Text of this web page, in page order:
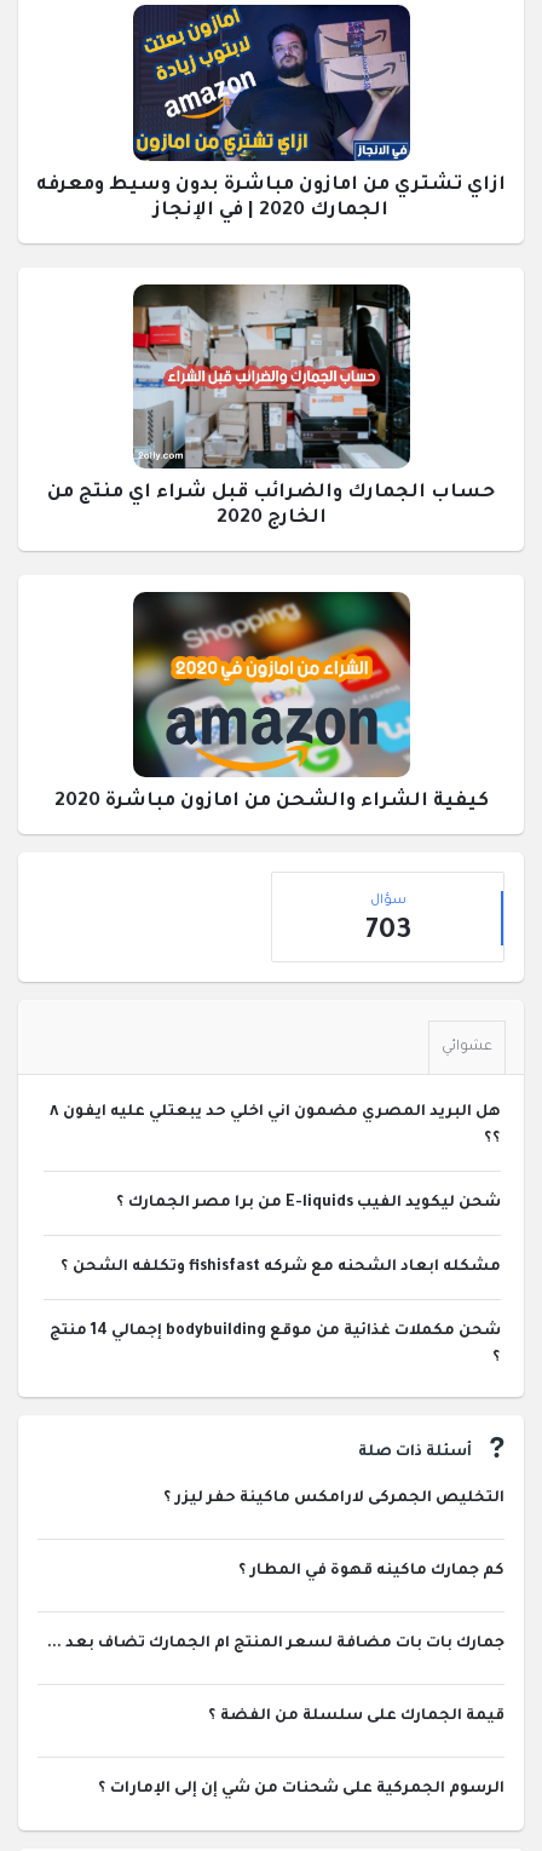
ازاي تشتري من امازون مباشرة بدون وسيط ومعرفه
الجمارك 2020 | في الإنجاز
حساب الجمارك والضرائب قبل شراء اي منتج من
الخارج 2020
كيفية الشراء والشحن من امازون مباشرة 2020
القائمة
الجانبية
إحصائيات
سؤال
703
عشوائي
هل البريد المصري مضمون اني اخلي حد يبعتلي عليه ايفون ٨
؟؟
شحن ليكويد الفيب E-liquids من برا مصر الجمارك ؟
مشكله ابعاد الشحنه مع شركه fishisfast وتكلفه الشحن ؟
شحن مكملات غذائية من موقع bodybuilding إجمالي 14 منتج
؟
أسئلة ذات صلة
التخليص الجمركى لارامكس ماكينة حفر ليزر ؟
كم جمارك ماكينه قهوة في المطار ؟
جمارك بات بات مضافة لسعر المنتج ام الجمارك تضاف بعد ...
قيمة الجمارك على سلسلة من الفضة ؟
الرسوم الجمركية على شحنات من شي إن إلى الإمارات ؟